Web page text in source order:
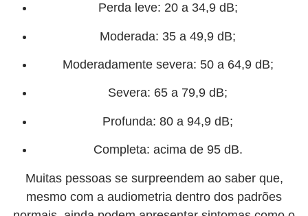
Perda leve: 20 a 34,9 dB;
Moderada: 35 a 49,9 dB;
Moderadamente severa: 50 a 64,9 dB;
Severa: 65 a 79,9 dB;
Profunda: 80 a 94,9 dB;
Completa: acima de 95 dB.
Muitas pessoas se surpreendem ao saber que,
mesmo com a audiometria dentro dos padrões